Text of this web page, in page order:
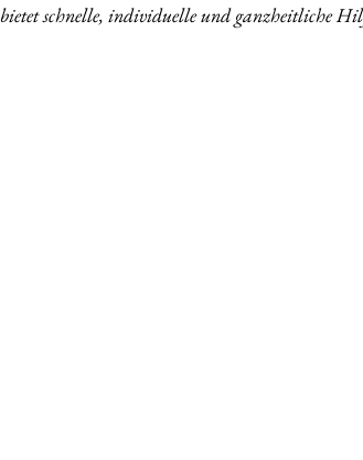
bietet schnelle, individuelle und ganzheitliche